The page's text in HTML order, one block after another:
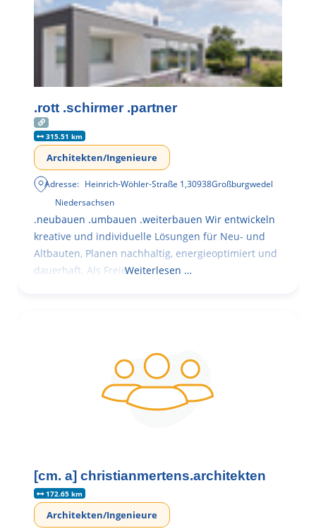
.rott .schirmer .partner
315.51 km
Architekten/Ingenieure
Adresse: Heinrich-Wöhler-Straße 1,30938Großburgwedel
Niedersachsen
.neubauen .umbauen .weiterbauen Wir entwickeln
kreative und individuelle Lösungen für Neu- und
Altbauten, Planen nachhaltig, energieoptimiert und
dauerhaft. Als FreieWeiterlesen …
[cm. a] christianmertens.architekten
172.65 km
Architekten/Ingenieure